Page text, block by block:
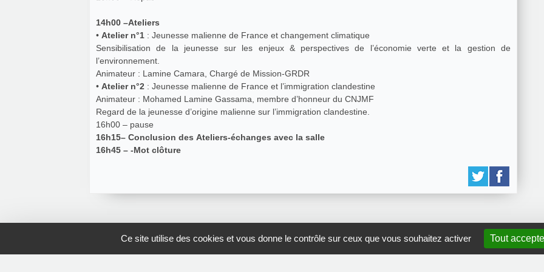
Ce site utilise des cookies et vous donne le contrôle sur ceux que vous souhaitez activer Tout
14h00 –Ateliers
•
Atelier n°1 : Jeunesse malienne de France et changement climatique
Sensibilisation de la jeunesse sur les enjeux & perspectives de l’économie verte et la gestion de
l’environnement.
Animateur : Lamine Camara, Chargé de Mission-GRDR
•
Atelier n°2
: Jeunesse malienne de France et l’immigration clandestine
Animateur : Mohamed Lamine Gassama, membre d’honneur du CNJMF
Regard de la jeunesse d’origine malienne sur l’immigration clandestine.
16h00 – pause
16h15– Conclusion des Ateliers-échanges avec la salle
16h45 – -Mot clôture
GRDR Copyright 2010 | |Plan du site|